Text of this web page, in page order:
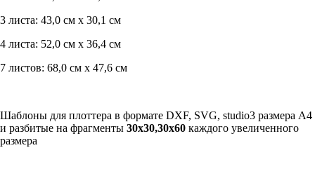
3 листа: 43,0 см х 30,1 см
4 листа: 52,0 см х 36,4 см
7 листов: 68,0 см х 47,6 см
Шаблоны для плоттера в формате DXF, SVG, studio3 размера А4
и разбитые на фрагменты 30х30,30х60 каждого увеличенного
размера